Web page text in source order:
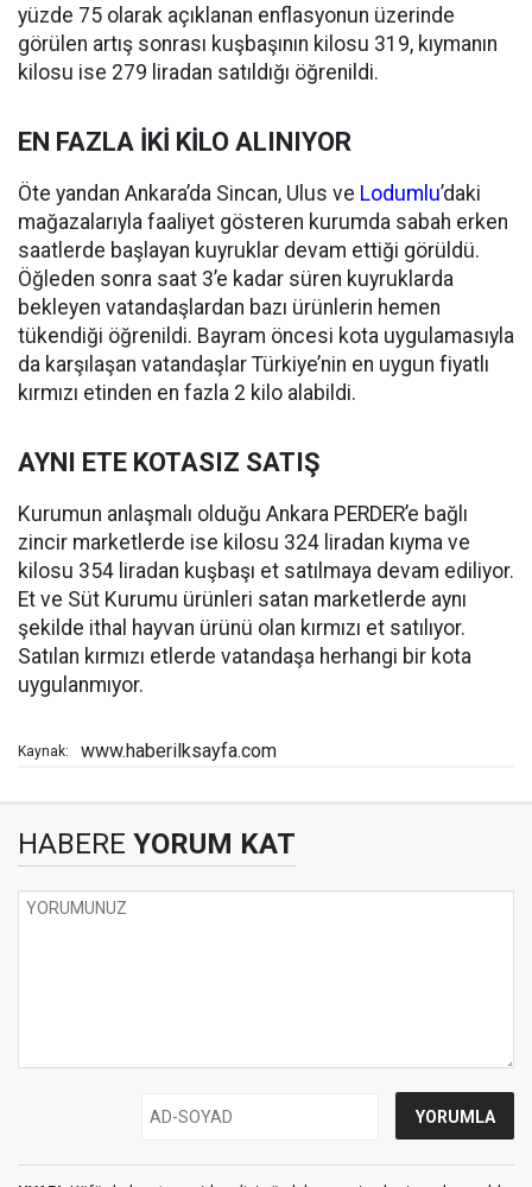
yüzde 75 olarak açıklanan enflasyonun üzerinde
görülen artış sonrası kuşbaşının kilosu 319, kıymanın
kilosu ise 279 liradan satıldığı öğrenildi.
EN FAZLA İKİ KİLO ALINIYOR
Öte yandan Ankara’da Sincan, Ulus ve Lodumlu’daki
mağazalarıyla faaliyet gösteren kurumda sabah erken
saatlerde başlayan kuyruklar devam ettiği görüldü.
Öğleden sonra saat 3’e kadar süren kuyruklarda
bekleyen vatandaşlardan bazı ürünlerin hemen
tükendiği öğrenildi. Bayram öncesi kota uygulamasıyla
da karşılaşan vatandaşlar Türkiye’nin en uygun fiyatlı
kırmızı etinden en fazla 2 kilo alabildi.
AYNI ETE KOTASIZ SATIŞ
Kurumun anlaşmalı olduğu Ankara PERDER’e bağlı
zincir marketlerde ise kilosu 324 liradan kıyma ve
kilosu 354 liradan kuşbaşı et satılmaya devam ediliyor.
Et ve Süt Kurumu ürünleri satan marketlerde aynı
şekilde ithal hayvan ürünü olan kırmızı et satılıyor.
Satılan kırmızı etlerde vatandaşa herhangi bir kota
uygulanmıyor.
Kaynak: www.haberilksayfa.com
HABERE YORUM KAT